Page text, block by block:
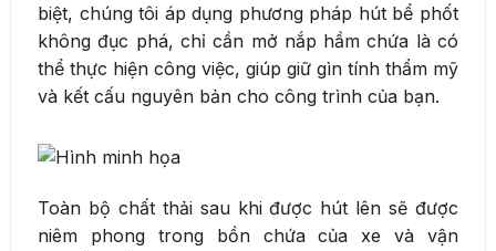
biệt, chúng tôi áp dụng phương pháp hút bể phốt
không đục phá, chỉ cần mở nắp hầm chứa là có
thể thực hiện công việc, giúp giữ gìn tính thẩm mỹ
và kết cấu nguyên bản cho công trình của bạn.
Toàn bộ chất thải sau khi được hút lên sẽ được
niêm phong trong bồn chứa của xe và vận